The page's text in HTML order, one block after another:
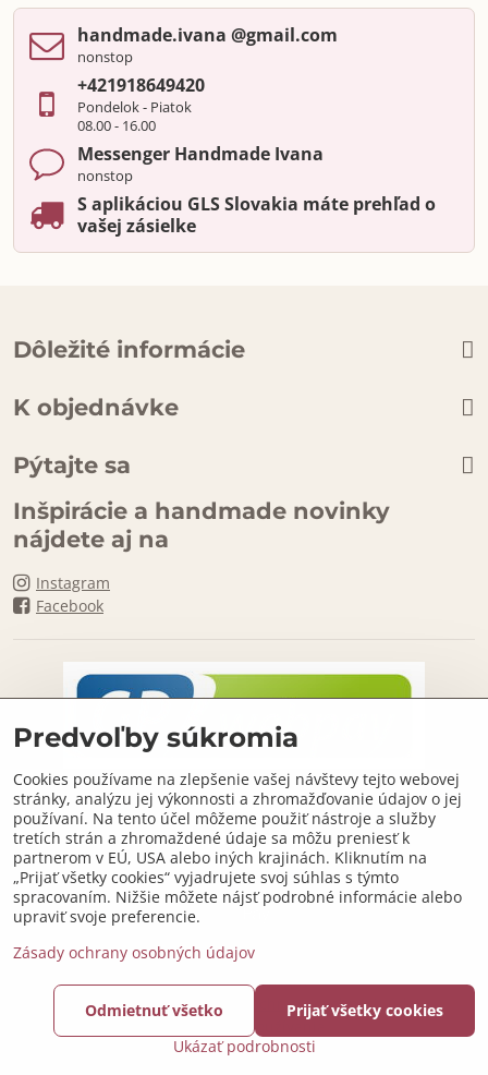
handmade​.ivana ​@gmail​.com
nonstop
+421918649420
Pondelok - Piatok
08.00 - 16.00
Messenger Handmade Ivana
nonstop
S aplikáciou GLS Slovakia máte prehľad o
vašej zásielke
Dôležité informácie
K objednávke
Pýtajte sa
Inšpirácie a handmade novinky
nájdete aj na
Instagram
Facebook
©2026Copyright
Predvoľby súkromiaZásady ochrany osobných údajov
Podmienky používania
Vytvorené pomocou:BiznisWeb.sk
Predvoľby súkromia
Cookies používame na zlepšenie vašej návštevy tejto webovej
stránky, analýzu jej výkonnosti a zhromažďovanie údajov o jej
používaní. Na tento účel môžeme použiť nástroje a služby
tretích strán a zhromaždené údaje sa môžu preniesť k
partnerom v EÚ, USA alebo iných krajinách. Kliknutím na
„Prijať všetky cookies“ vyjadrujete svoj súhlas s týmto
spracovaním. Nižšie môžete nájsť podrobné informácie alebo
upraviť svoje preferencie.
Zásady ochrany osobných údajov
Ukázať podrobnosti
Prijať všetky cookies
Odmietnuť všetko